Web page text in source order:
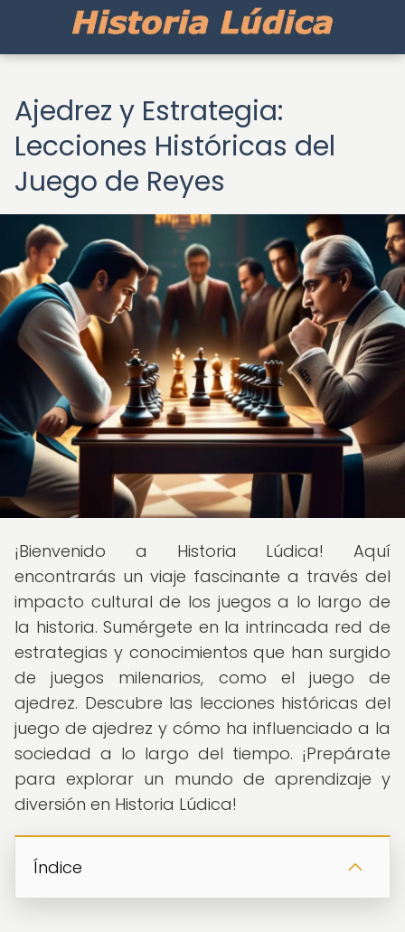
Ajedrez y Estrategia:
Lecciones Históricas del
Juego de Reyes
¡Bienvenido a Historia Lúdica! Aquí
encontrarás un viaje fascinante a través del
impacto cultural de los juegos a lo largo de
la historia. Sumérgete en la intrincada red de
estrategias y conocimientos que han surgido
de juegos milenarios, como el juego de
ajedrez. Descubre las lecciones históricas del
juego de ajedrez y cómo ha influenciado a la
sociedad a lo largo del tiempo. ¡Prepárate
para explorar un mundo de aprendizaje y
diversión en Historia Lúdica!
Índice